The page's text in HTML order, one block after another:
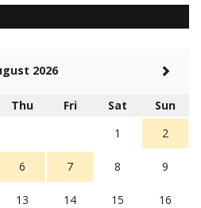
2026
Thu Fri Sat
Sun
1
2
6 7 8 9
13 14 15 16